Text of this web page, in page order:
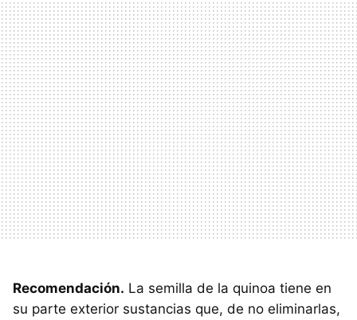
Recomendación. La semilla de la quinoa tiene en
su parte exterior sustancias que, de no eliminarlas,